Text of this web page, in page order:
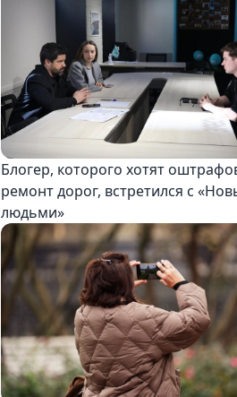
Блогер, которого хотят
ремонт дорог, встретился с
людьми»